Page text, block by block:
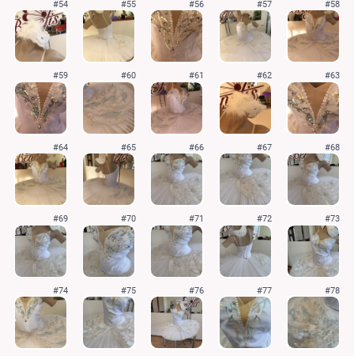
#54 #55 #56 #57 #58
#59 #60 #61 #62 #63
#64 #65 #66 #67 #68
#69 #70 #71 #72 #73
#74 #75 #76 #77 #78